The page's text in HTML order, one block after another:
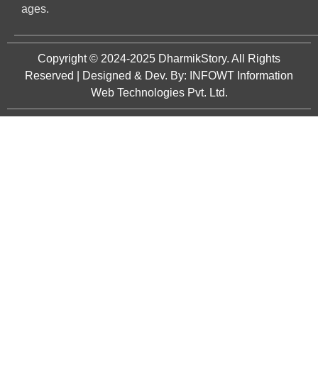
ages.
Copyright © 2024-2025 DharmikStory. All Rights
Reserved | Designed & Dev. By:
INFOWT Information
Web Technologies Pvt. Ltd.